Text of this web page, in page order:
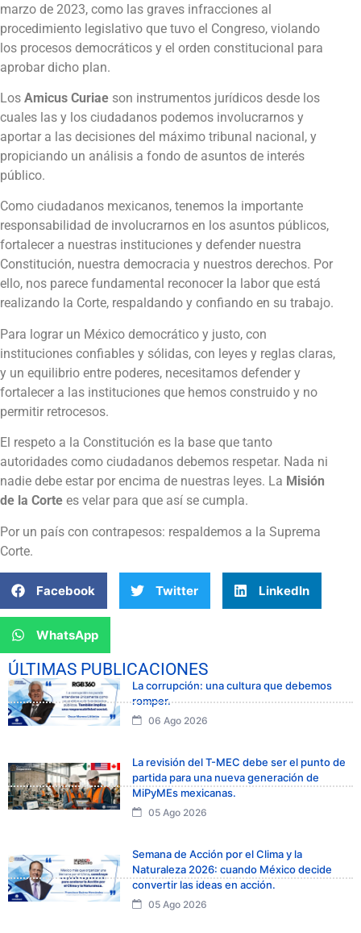
marzo de 2023, como las graves infracciones al
procedimiento legislativo que tuvo el Congreso, violando
los procesos democráticos y el orden constitucional para
aprobar dicho plan.
Los Amicus Curiae son instrumentos jurídicos desde los
cuales las y los ciudadanos podemos involucrarnos y
aportar a las decisiones del máximo tribunal nacional, y
propiciando un análisis a fondo de asuntos de interés
público.
Como ciudadanos mexicanos, tenemos la importante
responsabilidad de involucrarnos en los asuntos públicos,
fortalecer a nuestras instituciones y defender nuestra
Constitución, nuestra democracia y nuestros derechos. Por
ello, nos parece fundamental reconocer la labor que está
realizando la Corte, respaldando y confiando en su trabajo.
Para lograr un México democrático y justo, con
instituciones confiables y sólidas, con leyes y reglas claras,
y un equilibrio entre poderes, necesitamos defender y
fortalecer a las instituciones que hemos construido y no
permitir retrocesos.
El respeto a la Constitución es la base que tanto
autoridades como ciudadanos debemos respetar. Nada ni
nadie debe estar por encima de nuestras leyes. La Misión
de la Corte es velar para que así se cumpla.
Por un país con contrapesos: respaldemos a la Suprema
Corte.
Facebook Twitter LinkedIn
WhatsApp
ÚLTIMAS PUBLICACIONES
La corrupción: una cultura que debemos
romper.
06 Ago 2026
La revisión del T-MEC debe ser el punto de
partida para una nueva generación de
MiPyMEs mexicanas.
05 Ago 2026
Semana de Acción por el Clima y la
Naturaleza 2026: cuando México decide
convertir las ideas en acción.
05 Ago 2026